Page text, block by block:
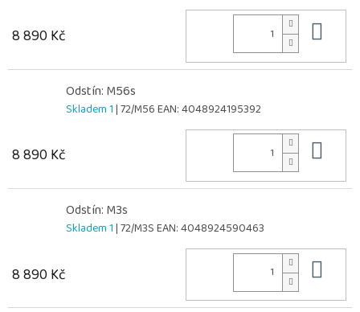
8 890 Kč
Odstín: M56s
Skladem 1| 72/M56EAN:4048924195392
8 890 Kč
Odstín: M3s
Skladem 1| 72/M3SEAN:4048924590463
8 890 Kč